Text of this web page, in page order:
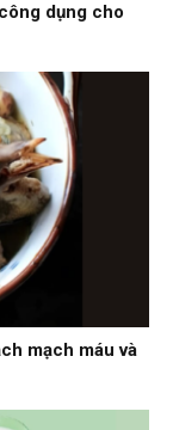
dụng cho
mạch máu và